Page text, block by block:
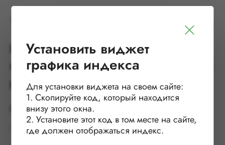
Ценовой индекс на основные
виды ЦБП РФ от Центра системных
решений
Период
Месяц Полгода Год
Установить виджет
графика индекса
Для установки виджета на своем сайте:
1. Скопируйте код, который находится
внизу этого окна.
2. Установите этот код в том месте на сайте,
где должен отображаться индекс.